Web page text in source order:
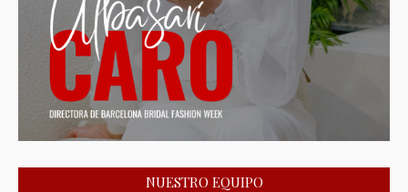
NUESTRO EQUIPO